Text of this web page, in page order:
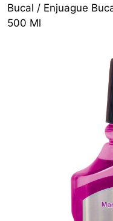
Bucal / Enjuague
500 Ml